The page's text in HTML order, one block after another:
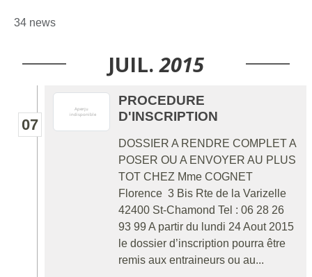
34 news
JUIL. 2015
07
PROCEDURE
D'INSCRIPTION
DOSSIER A RENDRE COMPLET A
POSER OU A ENVOYER AU PLUS
TOT CHEZ Mme COGNET
Florence 3 Bis Rte de la Varizelle
42400 St-Chamond Tel : 06 28 26
93 99 A partir du lundi 24 Aout 2015
le dossier d’inscription pourra être
remis aux entraineurs ou au...